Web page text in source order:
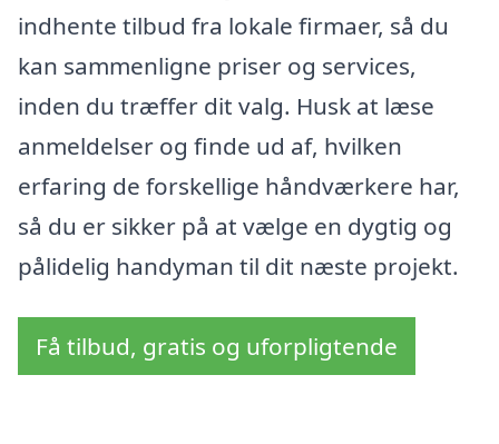
indhente tilbud fra lokale firmaer, så du
kan sammenligne priser og services,
inden du træffer dit valg. Husk at læse
anmeldelser og finde ud af, hvilken
erfaring de forskellige håndværkere har,
så du er sikker på at vælge en dygtig og
pålidelig handyman til dit næste projekt.
Få tilbud, gratis og uforpligtende